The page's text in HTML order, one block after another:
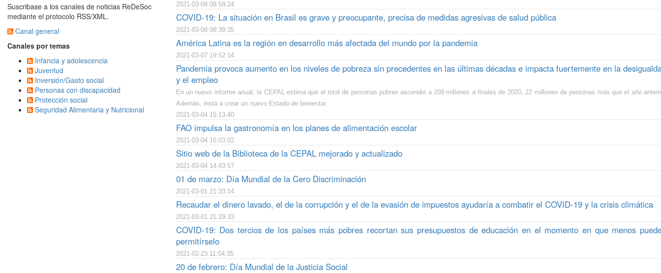
Suscribase a los canales de noticias ReDeSoc
mediante el protocolo RSS/XML.
Canal general
Canales por temas
Infancia y adolescencia
Juventud
Inversión/Gasto social
Personas con discapacidad
Protección social
Seguridad Alimentaria y Nutricional
2021-03-08 08:58:24
COVID-19: La situación en Brasil es grave y preocupante, precisa de medidas agresivas de salud pública
2021-03-08 08:39:35
América Latina es la región en desarrollo más afectada del mundo por la pandemia
2021-03-07 19:52:14
Pandemia provoca aumento en los niveles de pobreza sin precedentes en las últimas décadas e impacta fuertemente en la
y el empleo
En un nuevo informe anual, la CEPAL estima que el total de personas pobres ascendió a 209 millones a finales de 2020, 22 millones de personas más que el año
Además, insta a crear un nuevo Estado de bienestar.
2021-03-04 15:13:40
FAO impulsa la gastronomía en los planes de alimentación escolar
2021-03-04 15:03:02
Sitio web de la Biblioteca de la CEPAL mejorado y actualizado
2021-03-04 14:43:57
01 de marzo: Día Mundial de la Cero Discriminación
2021-03-01 21:33:14
Recaudar el dinero lavado, el de la corrupción y el de la evasión de impuestos ayudaría a combatir el COVID-19 y la crisis climática
2021-03-01 21:29:33
COVID-19: Dos tercios de los países más pobres recortan sus presupuestos de educación en el momento en que menos
permitírselo
2021-02-23 11:04:35
20 de febrero: Día Mundial de la Justicia Social